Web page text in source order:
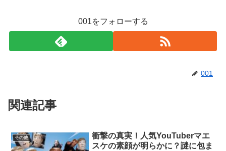
001をフォローする
001
関連記事
その他
衝撃の真実！人気YouTuberマエ
スケの素顔が明らかに？謎に包ま